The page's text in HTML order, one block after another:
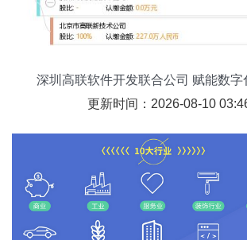
深圳高联软件开发联合公司 赋能数字
更新时间：2026-08-10